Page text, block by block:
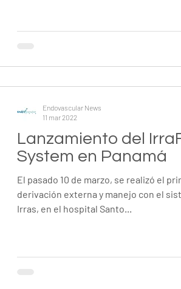
Lanzamiento del
System en Panamá
El pasado 10 de marzo, se realizó el
derivación externa y manejo con el
Irras, en el hospital Santo...
Endovascular News
11 mar 2022